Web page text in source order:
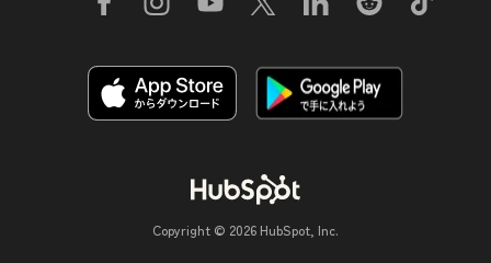
Copyright © 2026 HubSpot, Inc.